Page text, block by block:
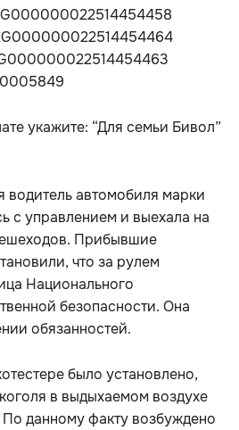
укажите: “Для семьи Бивол”
водитель автомобиля марки
с управлением и выехала на
Прибывшие
что за рулем
Национального
безопасности. Она
обязанностей.
было установлено,
в выдыхаемом воздухе
данному факту возбуждено